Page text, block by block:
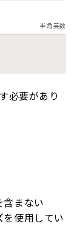
半角英数
必要があり
含まない
使用してい